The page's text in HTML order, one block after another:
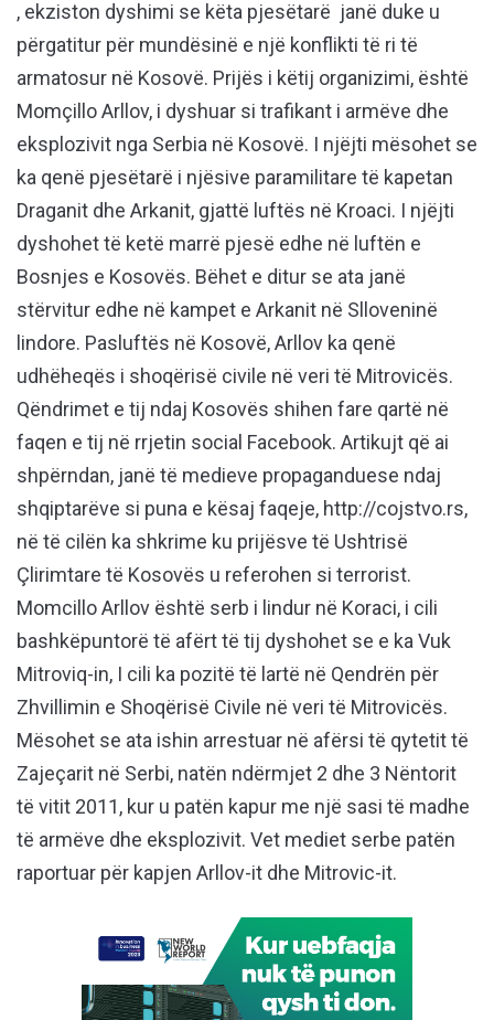
, ekziston dyshimi se këta pjesëtarë janë duke u
përgatitur për mundësinë e një konflikti të ri të
armatosur në Kosovë. Prijës i këtij organizimi, është
Momçillo Arllov, i dyshuar si trafikant i armëve dhe
eksplozivit nga Serbia në Kosovë. I njëjti mësohet se
ka qenë pjesëtarë i njësive paramilitare të kapetan
Draganit dhe Arkanit, gjattë luftës në Kroaci. I njëjti
dyshohet të ketë marrë pjesë edhe në luftën e
Bosnjes e Kosovës. Bëhet e ditur se ata janë
stërvitur edhe në kampet e Arkanit në Slloveninë
lindore. Pasluftës në Kosovë, Arllov ka qenë
udhëheqës i shoqërisë civile në veri të Mitrovicës.
Qëndrimet e tij ndaj Kosovës shihen fare qartë në
faqen e tij në rrjetin social Facebook. Artikujt që ai
shpërndan, janë të medieve propaganduese ndaj
shqiptarëve si puna e kësaj faqeje, http://cojstvo.rs,
në të cilën ka shkrime ku prijësve të Ushtrisë
Çlirimtare të Kosovës u referohen si terrorist.
Momcillo Arllov është serb i lindur në Koraci, i cili
bashkëpuntorë të afërt të tij dyshohet se e ka Vuk
Mitroviq-in, I cili ka pozitë të lartë në Qendrën për
Zhvillimin e Shoqërisë Civile në veri të Mitrovicës.
Mësohet se ata ishin arrestuar në afërsi të qytetit të
Zajeçarit në Serbi, natën ndërmjet 2 dhe 3 Nëntorit
të vitit 2011, kur u patën kapur me një sasi të madhe
të armëve dhe eksplozivit. Vet mediet serbe patën
raportuar për kapjen Arllov-it dhe Mitrovic-it.